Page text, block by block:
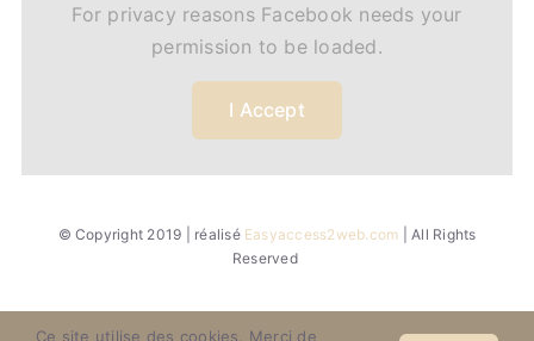
For privacy reasons Facebook needs your
permission to be loaded.
I Accept
© Copyright 2019 | réalisé Easyaccess2web.com | All Rights
Reserved
Ce site utilise des cookies. Merci de